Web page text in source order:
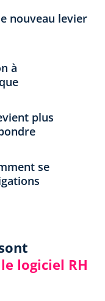
nouveau levier
à
plus
se
le logiciel RH